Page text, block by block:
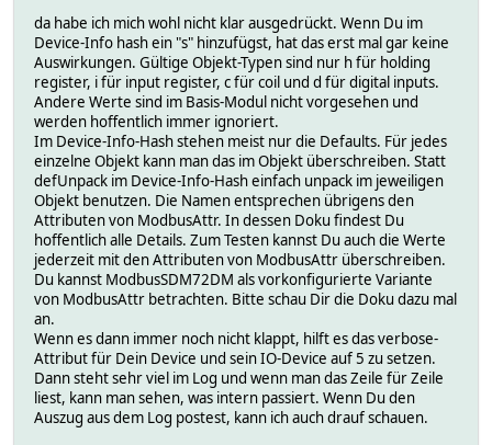
da habe ich mich wohl nicht klar ausgedrückt. Wenn Du im
Device-Info hash ein "s" hinzufügst, hat das erst mal gar keine
Auswirkungen. Gültige Objekt-Typen sind nur h für holding
register, i für input register, c für coil und d für digital inputs.
Andere Werte sind im Basis-Modul nicht vorgesehen und
werden hoffentlich immer ignoriert.
Im Device-Info-Hash stehen meist nur die Defaults. Für jedes
einzelne Objekt kann man das im Objekt überschreiben. Statt
defUnpack im Device-Info-Hash einfach unpack im jeweiligen
Objekt benutzen. Die Namen entsprechen übrigens den
Attributen von ModbusAttr. In dessen Doku findest Du
hoffentlich alle Details. Zum Testen kannst Du auch die Werte
jederzeit mit den Attributen von ModbusAttr überschreiben.
Du kannst ModbusSDM72DM als vorkonfigurierte Variante
von ModbusAttr betrachten. Bitte schau Dir die Doku dazu mal
an.
Wenn es dann immer noch nicht klappt, hilft es das verbose-
Attribut für Dein Device und sein IO-Device auf 5 zu setzen.
Dann steht sehr viel im Log und wenn man das Zeile für Zeile
liest, kann man sehen, was intern passiert. Wenn Du den
Auszug aus dem Log postest, kann ich auch drauf schauen.